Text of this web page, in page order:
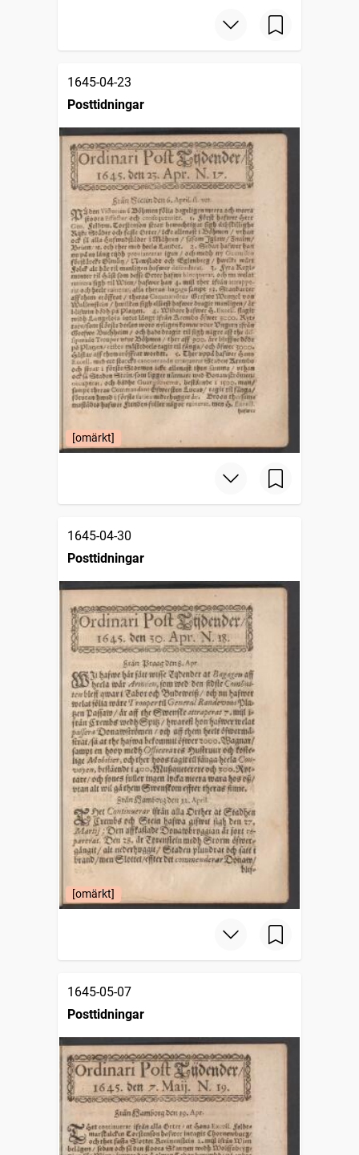
1645-04-23
Posttidningar
[omärkt]
1645-04-30
Posttidningar
[omärkt]
1645-05-07
Posttidningar